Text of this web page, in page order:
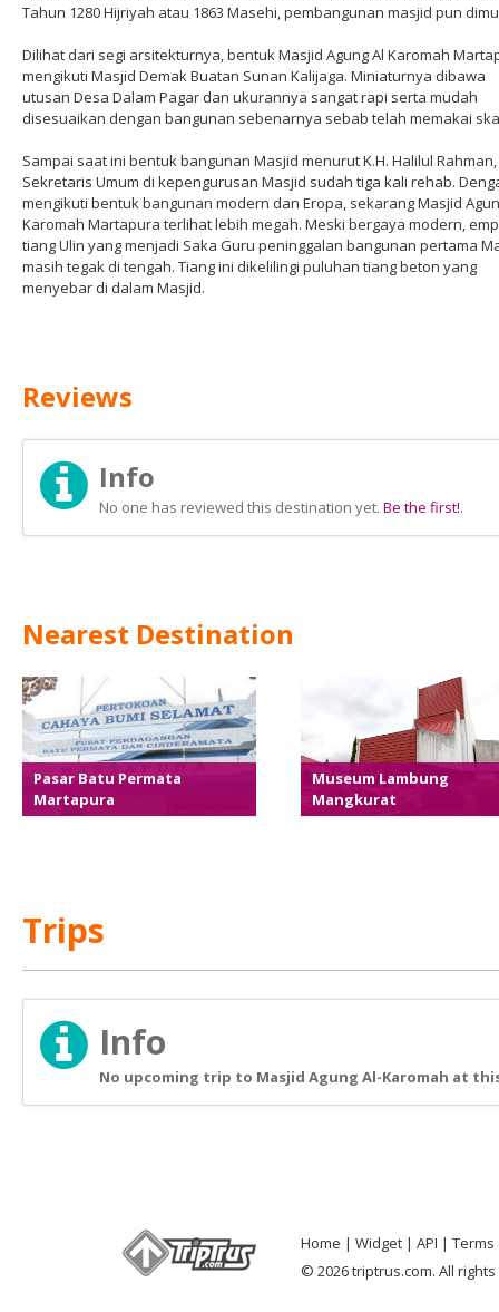
Tahun 1280 Hijriyah atau 1863 Masehi, pembangunan masjid pun
Dilihat dari segi arsitekturnya, bentuk Masjid Agung Al Karomah
mengikuti Masjid Demak Buatan Sunan Kalijaga. Miniaturnya dibawa
utusan Desa Dalam Pagar dan ukurannya sangat rapi serta mudah
disesuaikan dengan bangunan sebenarnya sebab telah memakai
Sampai saat ini bentuk bangunan Masjid menurut K.H. Halilul Rahman,
Sekretaris Umum di kepengurusan Masjid sudah tiga kali rehab.
mengikuti bentuk bangunan modern dan Eropa, sekarang Masjid
Karomah Martapura terlihat lebih megah. Meski bergaya modern,
tiang Ulin yang menjadi Saka Guru peninggalan bangunan pertama
masih tegak di tengah. Tiang ini dikelilingi puluhan tiang beton yang
menyebar di dalam Masjid.
Reviews
Info
No one has reviewed this destination yet. Be the first!.
Nearest Destination
Pasar Batu Permata
Martapura
Museum Lambung
Mangkurat
Trips
Info
No upcoming trip to Masjid Agung Al-Karomah at
Home Widget API
Terms
© 2026 triptrus.com. All